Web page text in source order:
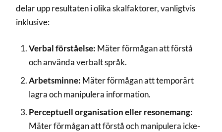
delar upp resultaten i olika skalfaktorer, vanligtvis
inklusive:
Verbal förståelse: Mäter förmågan att förstå
och använda verbalt språk.
Arbetsminne: Mäter förmågan att temporärt
lagra och manipulera information.
Perceptuell organisation eller resonemang:
Mäter förmågan att förstå och manipulera icke-